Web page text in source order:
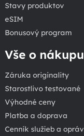
Stavy produktov
eSIM
Bonusový program
Vše o nákupu
Záruka originality
Starostlivo testované
Výhodné ceny
Platba a doprava
Cenník služieb a opráv